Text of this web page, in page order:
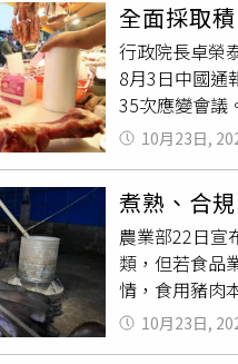
病毒進到台灣
下就會染疫。
習慣，或是學
式，來處理檢
非洲豬瘟，就
掩埋、焚燒
透到地下水，
毒水與氯錠等
全面採取
行政院長卓榮
8月3日中國通
35次應變會議
豬瘟阻絕於境
豬瘟病毒核
點環節是否疏
努力將損害控
作，找出原因
情狀況、及時
泰說明，在第
校營養午餐
10月23日,
煮熟、合
農業部22日宣
類，但若食品
情，食用豬肉
界動物衛生組
即不活化。
10月23日,